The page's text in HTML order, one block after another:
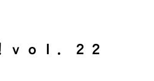
ｏｌ．２２